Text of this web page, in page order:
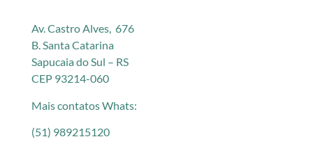
Av. Castro Alves, 676
B. Santa Catarina
Sapucaia do Sul – RS
CEP 93214-060
Mais contatos Whats:
(51) 989215120